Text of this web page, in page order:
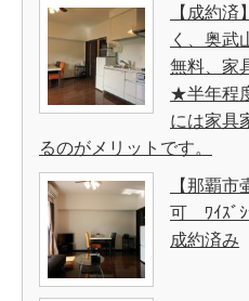
【成約
く、奥武
無料、家
★半年程
には家具
るのがメリットです。
【那覇
可 ﾜｲｽﾞ
成約済み